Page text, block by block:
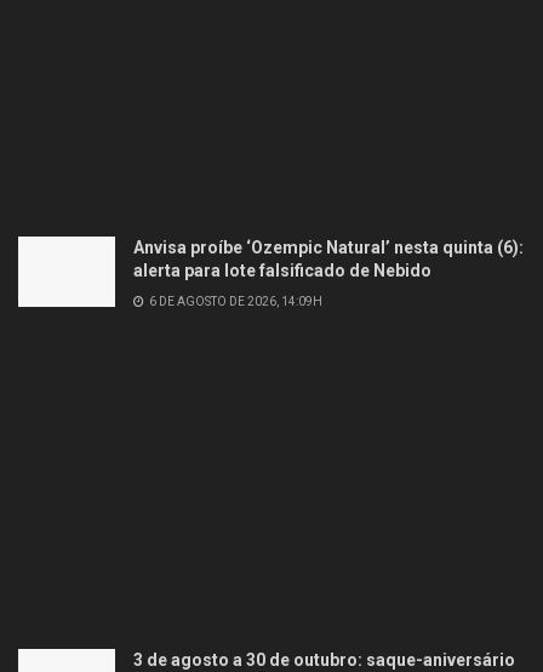
Anvisa proíbe ‘Ozempic Natural’ nesta quinta (6):
alerta para lote falsificado de Nebido
6 DE AGOSTO DE 2026, 14:09H
3 de agosto a 30 de outubro: saque-aniversário